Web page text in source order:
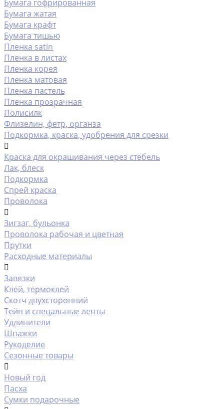
Бумага гофрированная
Бумага жатая
Бумага крафт
Бумага тишью
Пленка satin
Пленка в листах
Пленка корея
Пленка матовая
Пленка пастель
Пленка прозрачная
Полисилк
Флизелин, фетр, органза
Подкормка, краска, удобрения для срезки
Краска для окрашивания через стебель
Лак, блеск
Подкормка
Спрей краска
Проволока
Зигзаг, бульонка
Проволока рабочая и цветная
Прутки
Расходные материалы
Завязки
Клей, термоклей
Скотч двухсторонний
Тейп и спецальные ленты
Удлинители
Шпажки
Рукоделие
Сезонные товары
Новый год
Пасха
Сумки подарочные